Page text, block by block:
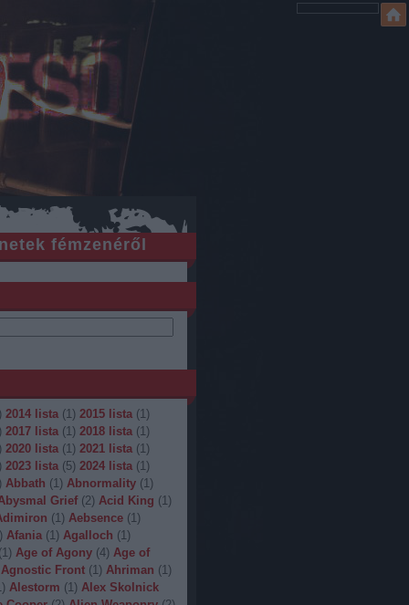
fémzenéről
2014 lista (1) 2015 lista (1)
2017 lista (1) 2018 lista (1)
2020 lista (1) 2021 lista (1)
2023 lista (5) 2024 lista (1)
Abbath (1) Abnormality (1)
Grief (2) Acid King (1)
(1) Aebsence (1)
Afania (1) Agalloch (1)
(1) Age of Agony (4) Age of
Agnostic Front (1) Ahriman (1)
) Alestorm (1) Alex Skolnick